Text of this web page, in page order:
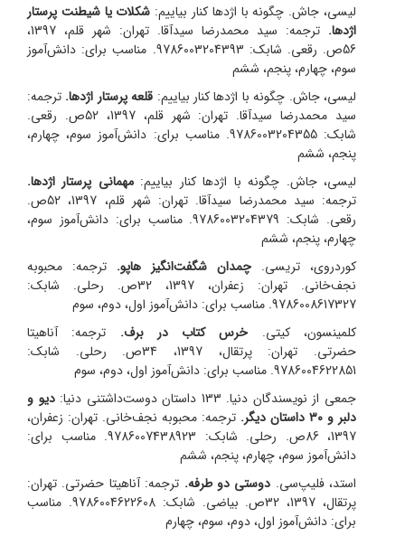
لیسی، جاش. چگونه با اژدها کنار بیاییم: شکلات یا شیطنت پرستار
اژدها. ترجمه: سید‌ محمدرضا سیدآقا.
تهران: شهر قلم، 1397،
56ص. رقعی. شابک: 9786003204393. مناسب برای: دانش‌آموز
سوم، چهارم، پنجم، ششم
لیسی، جاش. چگونه با اژدها کنار بیاییم: قلعه‌ پرستار اژدها. ترجمه:
سید‌ محمدرضا سیدآقا.
تهران: شهر قلم، 1397، 52ص. رقعی.
شابک: 9786003204355. مناسب برای: دانش‌آموز سوم، چهارم،
پنجم، ششم
لیسی، جاش. چگونه با اژدها کنار بیاییم:مهمانی پرستار اژدها.
ترجمه: سید‌‌ محمدرضا سیدآقا.
تهران: شهر قلم، 1397، 52ص.
رقعی. شابک: 9786003204379. مناسب برای: دانش‌آموز سوم،
چهارم، پنجم، ششم
کوردروی، تریسی. چمدان شگفت‌انگیز هاپو. ترجمه: محبوبه
نجف‌خانی.
تهران: زعفران، 1397، 32ص. رحلی. شابک:
9786008617327. مناسب برای: دانش‌آموز اول، دوم، سوم
کلمینسون، کیتی. خرس کتاب در برف. ترجمه: آناهیتا
حضرتی.
تهران: پرتقال، 1397، 34ص. رحلی. شابک:
9786004622851. مناسب برای: دانش‌آموز اول، دوم، سوم
جمعی از نویسندگان دنیا. 133 داستان دوست‌‌داشتنی دنیا:
دیو و
دلبر و ۳۰ داستان دیگر.
ترجمه: محبوبه نجف‌خانی. تهران: زعفران،
1397، 86ص. رحلی. شابک: 9786007438923. مناسب برای:
دانش‌آموز سوم، چهارم، پنجم، ششم
استد، فلیپ‌سی. دوستی دو طرفه. ترجمه: آناهیتا حضرتی. تهران:
پرتقال، 1397، 32ص. بیاضی. شابک: 9786004622608. مناسب
برای: دانش‌آموز اول، دوم، سوم، چهارم